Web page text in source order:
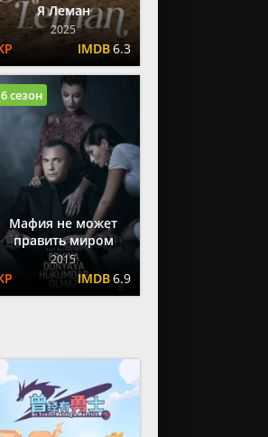
Я Леман
2025
6.3
Мафия не может
править миром
2015
6.9
6 сезон